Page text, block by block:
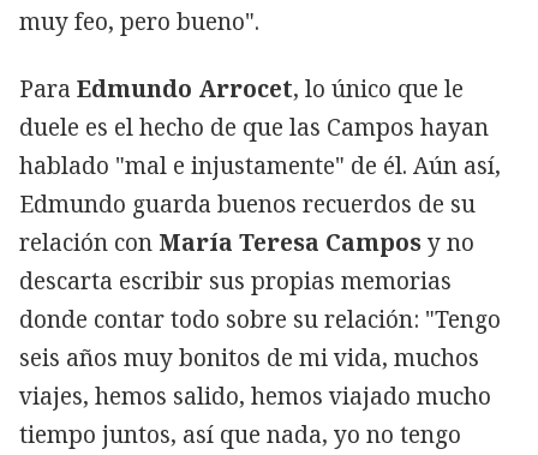
muy feo, pero bueno".
Para Edmundo Arrocet, lo único que le
duele es el hecho de que las Campos hayan
hablado "mal e injustamente" de él. Aún así,
Edmundo guarda buenos recuerdos de su
relación con María Teresa Camposy no
descarta escribir sus propias memorias
donde contar todo sobre su relación: "Tengo
seis años muy bonitos de mi vida, muchos
viajes, hemos salido, hemos viajado mucho
tiempo juntos, así que nada, yo no tengo